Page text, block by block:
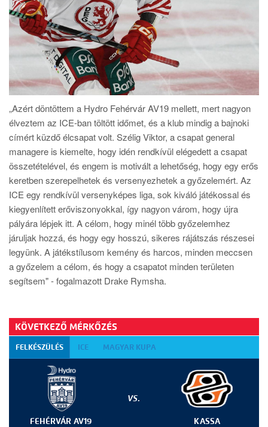
„Azért döntöttem a Hydro Fehérvár AV19 mellett, mert nagyon
élveztem az ICE-ban töltött időmet, és a klub mindig a bajnoki
címért küzdő élcsapat volt. Szélig Viktor, a csapat general
managere is kiemelte, hogy idén rendkívül elégedett a csapat
összetételével, és engem is motivált a lehetőség, hogy egy erős
keretben szerepelhetek és versenyezhetek a győzelemért. Az
ICE egy rendkívül versenyképes liga, sok kiváló játékossal és
kiegyenlített erőviszonyokkal, így nagyon várom, hogy újra
pályára lépjek itt. A célom, hogy minél több győzelemhez
járuljak hozzá, és hogy egy hosszú, sikeres rájátszás részesei
legyünk. A játékstílusom kemény és harcos, minden meccsen
a győzelem a célom, és hogy a csapatot minden területen
segítsem" - fogalmazott Drake Rymsha.
KÖVETKEZŐ MÉRKŐZÉS
FELKÉSZÜLÉS ICE MAGYAR KUPA
FEHÉRVÁR AV19
VS.
KASSA